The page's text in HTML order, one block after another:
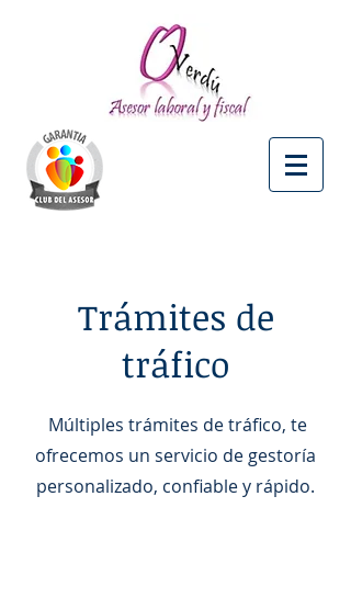
Trámites de
tráfico
Múltiples trámites de tráfico, te
ofrecemos un servicio de gestoría
personalizado, confiable y rápido.